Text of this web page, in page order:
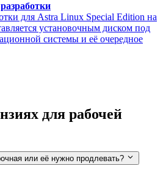
для Astra Linux Special Edition на
установочным диском под
системы и её очередное
для рабочей
или её нужно продлевать?